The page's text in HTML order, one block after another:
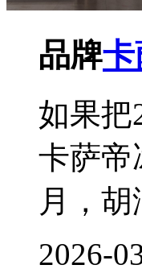
品牌卡
如果把
卡萨帝
月，
2026-